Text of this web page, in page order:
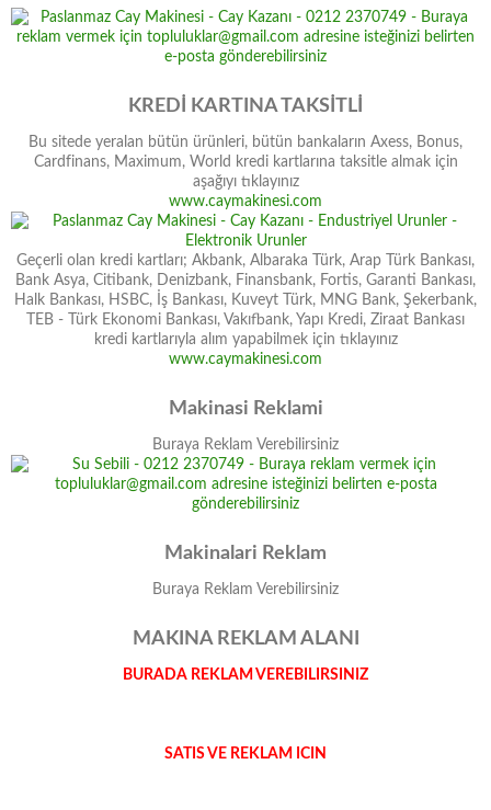
KREDİ KARTINA TAKSİTLİ
Bu sitede yeralan bütün ürünleri, bütün bankaların Axess, Bonus,
Cardfinans, Maximum, World kredi kartlarına taksitle almak için
aşağıyı tıklayınız
www.caymakinesi.com
Geçerli olan kredi kartları; Akbank, Albaraka Türk, Arap Türk Bankası,
Bank Asya, Citibank, Denizbank, Finansbank, Fortis, Garanti Bankası,
Halk Bankası, HSBC, İş Bankası, Kuveyt Türk, MNG Bank, Şekerbank,
TEB - Türk Ekonomi Bankası, Vakıfbank, Yapı Kredi, Ziraat Bankası
kredi kartlarıyla alım yapabilmek için tıklayınız
www.caymakinesi.com
Makinasi Reklami
Buraya Reklam Verebilirsiniz
Makinalari Reklam
Buraya Reklam Verebilirsiniz
MAKINA REKLAM ALANI
BURADA REKLAM VEREBILIRSINIZ
SATIS VE REKLAM ICIN